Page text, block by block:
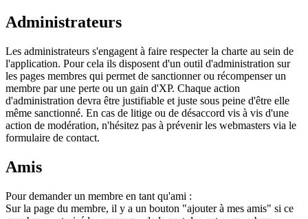
Administrateurs
Les administrateurs s'engagent à faire respecter la charte au sein de
l'application. Pour cela ils disposent d'un outil d'administration sur
les pages membres qui permet de sanctionner ou récompenser un
membre par une perte ou un gain d'XP. Chaque action
d'administration devra être justifiable et juste sous peine d'être elle
même sanctionné. En cas de litige ou de désaccord vis à vis d'une
action de modération, n'hésitez pas à prévenir les webmasters via le
formulaire de contact.
Amis
Pour demander un membre en tant qu'ami :
Sur la page du membre, il y a un bouton "ajouter à mes amis" si ce